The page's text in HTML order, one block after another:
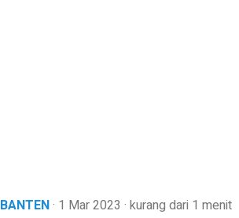
BANTEN· 1 Mar 2023 · kurang dari 1 menit